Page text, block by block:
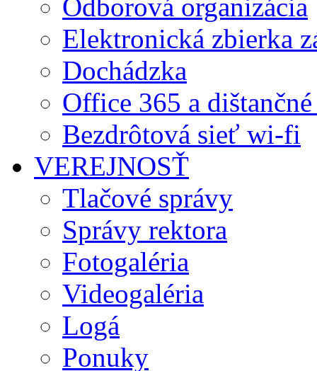
Odborová organizácia
Elektronická zbierka
Dochádzka
Office 365 a
Bezdrôtová sieť wi-fi
VEREJNOSŤ
Tlačové správy
Správy rektora
Fotogaléria
Videogaléria
Logá
Ponuky